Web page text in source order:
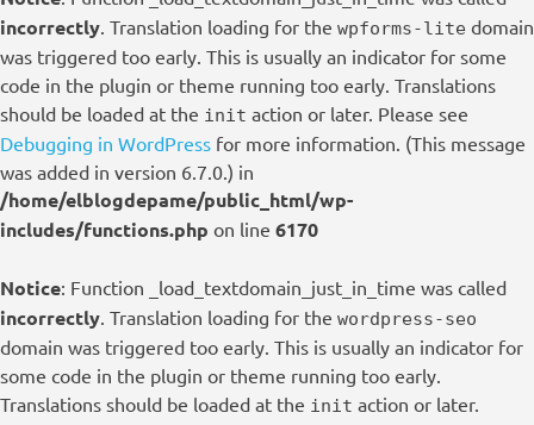
incorrectly. Translation loading for the wpforms-lite domain
was triggered too early. This is usually an indicator for some
code in the plugin or theme running too early. Translations
should be loaded at the init action or later. Please see
Debugging in WordPress for more information. (This message
was added in version 6.7.0.) in
/home/elblogdepame/public_html/wp-
includes/functions.php on line 6170
Notice: Function _load_textdomain_just_in_time was called
incorrectly. Translation loading for the wordpress-seo
domain was triggered too early. This is usually an indicator for
some code in the plugin or theme running too early.
Translations should be loaded at the init action or later.